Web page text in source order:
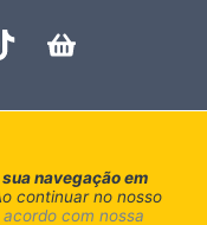
navegação em
continuar no nosso
com nossa